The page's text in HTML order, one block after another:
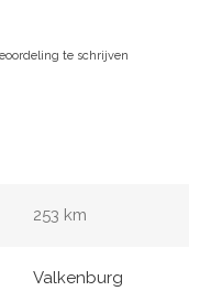
te schrijven
253 km
Valkenburg